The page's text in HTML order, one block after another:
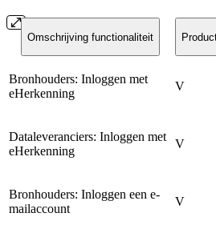
Omschrijving functionaliteit
Bronhouders: Inloggen met
eHerkenning
V
Dataleveranciers: Inloggen met
eHerkenning
V
Bronhouders: Inloggen een e-
mailaccount
V